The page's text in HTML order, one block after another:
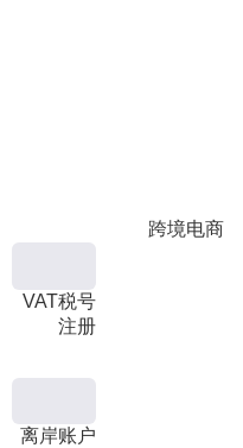
跨境电商
VAT税号
注册
离岸账户